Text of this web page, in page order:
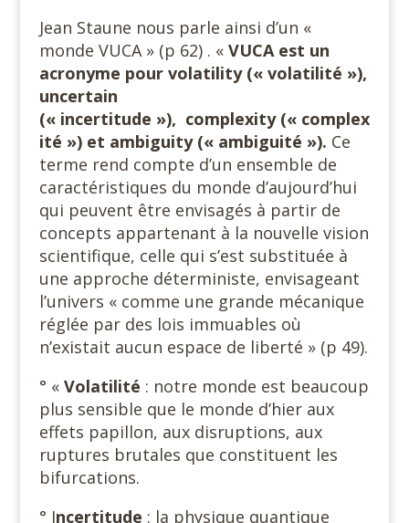
Jean Staune nous parle ainsi d’un «
monde VUCA » (p 62) . « VUCA est un
acronyme pour volatility (« volatilité »),
uncertain
(« incertitude »), complexity (« complex
ité ») et ambiguity (« ambiguité »). Ce
terme rend compte d’un ensemble de
caractéristiques du monde d’aujourd’hui
qui peuvent être envisagés à partir de
concepts appartenant à la nouvelle vision
scientifique, celle qui s’est substituée à
une approche déterministe, envisageant
l’univers « comme une grande mécanique
réglée par des lois immuables où
n’existait aucun espace de liberté » (p 49).
° « Volatilité : notre monde est beaucoup
plus sensible que le monde d’hier aux
effets papillon, aux disruptions, aux
ruptures brutales que constituent les
bifurcations.
° Incertitude : la physique quantique